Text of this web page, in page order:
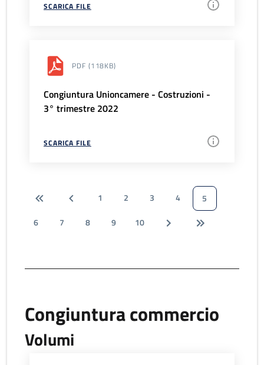
SCARICA FILE
PDF (118KB)
Congiuntura Unioncamere - Costruzioni -
3° trimestre 2022
SCARICA FILE
1 2 3 4
5
6
7 8 9 10
Congiuntura commercio
Volumi